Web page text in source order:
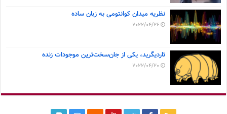
نظریه میدان کوانتومی به زبان ساده
2022/04/26
تاردیگرید، یکی از جان‌سخت‌ترین موجودات زنده
2022/04/20